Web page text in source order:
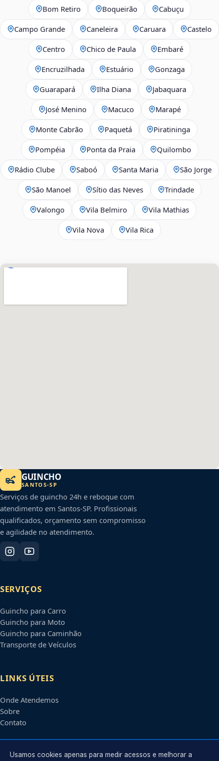
Bom Retiro Boqueirão Cabuçu
Campo Grande Caneleira Caruara Castelo
Centro Chico de Paula Embaré
Encruzilhada Estuário Gonzaga
Guarapará Ilha Diana Jabaquara
José Menino Macuco Marapé
Monte Cabrão Paquetá Piratininga
Pompéia Ponta da Praia Quilombo
Rádio Clube Saboó Santa Maria São Jorge
São Manoel Sítio das Neves Trindade
Valongo Vila Belmiro Vila Mathias
Vila Nova Vila Rica
GUINCHO
SANTOS-SP
Serviços de guincho 24h e reboque com
atendimento em Santos-SP. Profissionais
qualificados, orçamento sem compromisso
e agilidade no atendimento.
SERVIÇOS
Guincho para Carro
Guincho para Moto
Guincho para Caminhão
Transporte de Veículos
LINKS ÚTEIS
Onde Atendemos
Sobre
Contato
CONTATO
Usamos cookies apenas para medir acessos e melhorar a